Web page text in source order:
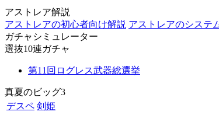
アストレア解説
アストレアの初心者向け解説 アストレアのシステ
ガチャシミュレーター
選抜10連ガチャ
第11回ログレス武器総選挙
真夏のビッグ3
デスペ 剣姫